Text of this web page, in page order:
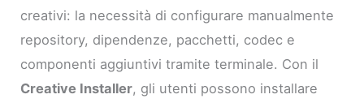
creativi: la necessità di configurare manualmente
repository, dipendenze, pacchetti, codec e
componenti aggiuntivi tramite terminale. Con il
Creative Installer, gli utenti possono installare